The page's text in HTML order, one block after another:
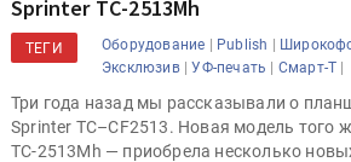
Sprinter ТС-2513Mh
ТЕГИ Оборудование | Publish |
Эксклюзив|УФ-печать | Смарт-Т |
Три года назад мы рассказывали о
Sprinter TC–CF2513. Новая модель того
ТС-2513Mh — приобрела несколько